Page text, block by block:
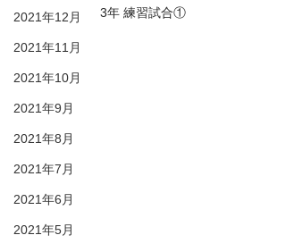
2021年12月
2021年11月
2021年10月
2021年9月
2021年8月
2021年7月
2021年6月
2021年5月
3年 練習試合①